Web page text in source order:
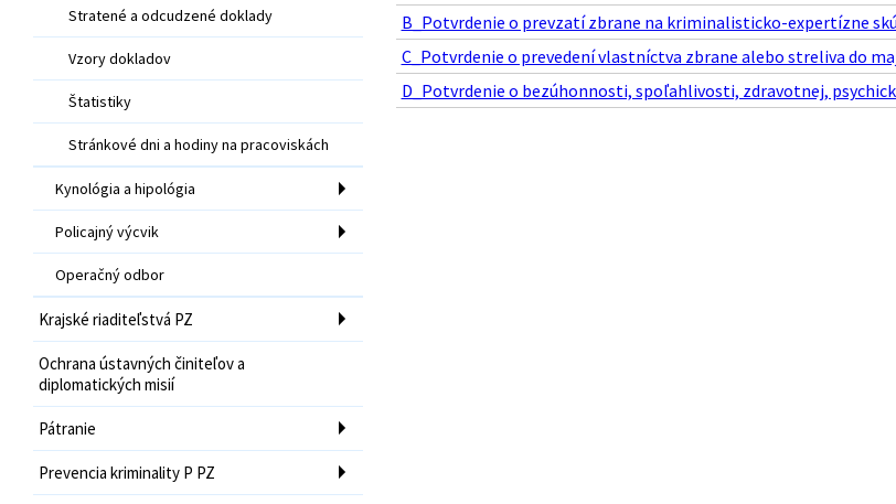
Stratené a odcudzené doklady
Vzory dokladov
Štatistiky
Stránkové dni a hodiny na pracoviskách
Kynológia a hipológia
Policajný výcvik
Operačný odbor
Krajské riaditeľstvá PZ
Ochrana ústavných činiteľov a
diplomatických misií
Pátranie
Prevencia kriminality P PZ
B_Potvrdenie o prevzatí zbrane na kriminalisticko-expertízne
C_Potvrdenie o prevedení vlastníctva zbrane alebo streliva do
D_Potvrdenie o bezúhonnosti, spoľahlivosti, zdravotnej,